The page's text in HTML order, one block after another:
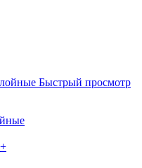
Быстрый просмотр
+